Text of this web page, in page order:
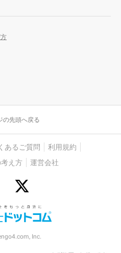
の先頭へ戻る
あるご質問
利用規約
え方
運営会社
Inc.